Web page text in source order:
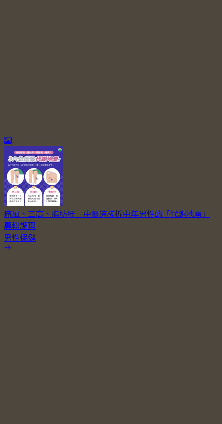
痛風、三高、脂肪肝—中醫這樣拆中年男性的「代謝地雷」
專科調理
男性保健